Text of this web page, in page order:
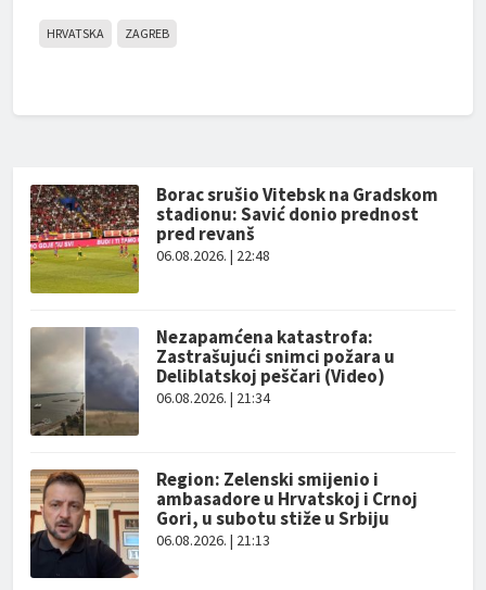
HRVATSKA ZAGREB
Borac srušio Vitebsk na Gradskom
stadionu: Savić donio prednost
pred revanš
06.08.2026. | 22:48
Nezapamćena katastrofa:
Zastrašujući snimci požara u
Deliblatskoj peščari (Video)
06.08.2026. | 21:34
Region: Zelenski smijenio i
ambasadore u Hrvatskoj i Crnoj
Gori, u subotu stiže u Srbiju
06.08.2026. | 21:13